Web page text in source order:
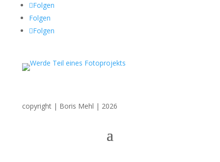
Folgen
Folgen
Folgen
copyright | Boris Mehl | 2026